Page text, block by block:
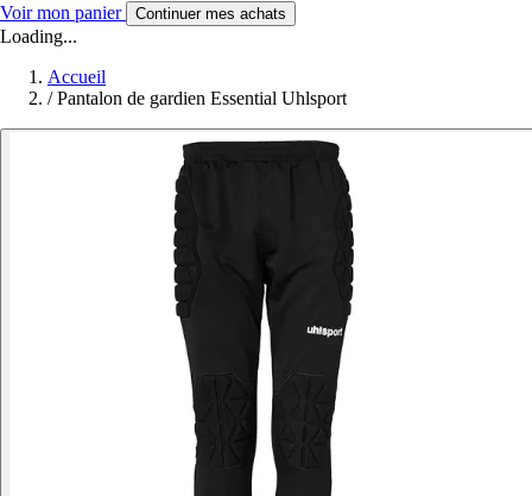
Voir mon panier Continuer mes achats
Loading...
Accueil
/ Pantalon de gardien Essential Uhlsport